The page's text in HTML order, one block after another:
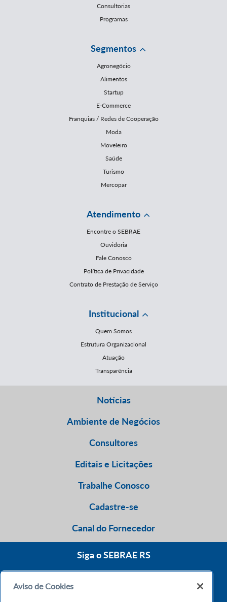
Consultorias
Programas
Segmentos
Agronegócio
Alimentos
Startup
E-Commerce
Franquias / Redes de Cooperação
Moda
Moveleiro
Saúde
Turismo
Mercopar
Atendimento
Encontre o SEBRAE
Ouvidoria
Fale Conosco
Política de Privacidade
Contrato de Prestação de Serviço
Institucional
Quem Somos
Estrutura Organizacional
Atuação
Transparência
Notícias
Ambiente de Negócios
Consultores
Editais e Licitações
Trabalhe Conosco
Cadastre-se
Canal do Fornecedor
Siga o SEBRAE RS
Aviso de Cookies